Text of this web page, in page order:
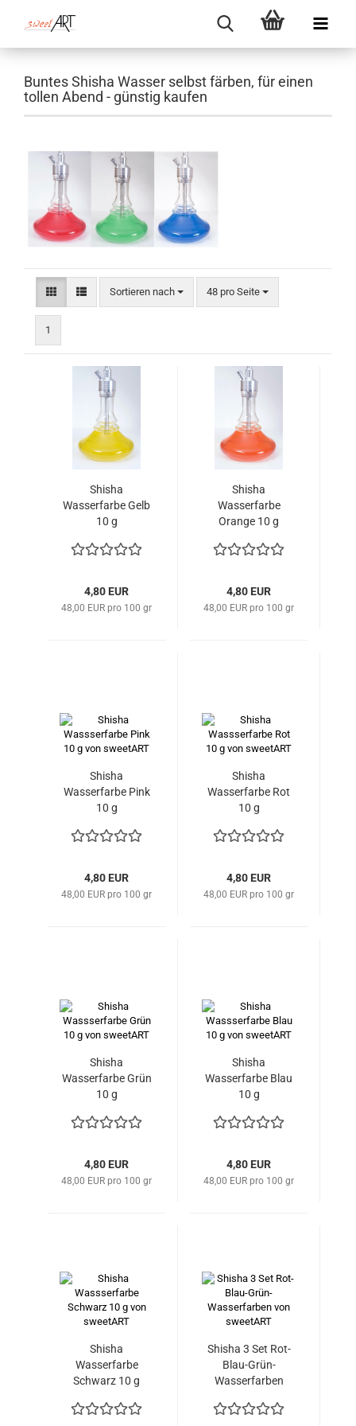
Buntes Shisha Wasser selbst färben, für einen
tollen Abend - günstig kaufen
Sortieren nach
Sortieren nach 48 pro Seite
pro Seite
1
Shisha
Wasserfarbe Gelb
10 g
4,80 EUR
48,00 EUR pro 100 gr
Shisha
Wasserfarbe
Orange 10 g
4,80 EUR
48,00 EUR pro 100 gr
Shisha
Wasserfarbe Pink
10 g
4,80 EUR
48,00 EUR pro 100 gr
Shisha
Wasserfarbe Rot
10 g
4,80 EUR
48,00 EUR pro 100 gr
Shisha
Wasserfarbe Grün
10 g
4,80 EUR
48,00 EUR pro 100 gr
Shisha
Wasserfarbe Blau
10 g
4,80 EUR
48,00 EUR pro 100 gr
Shisha
Wasserfarbe
Schwarz 10 g
Shisha 3 Set Rot-
Blau-Grün-
Wasserfarben